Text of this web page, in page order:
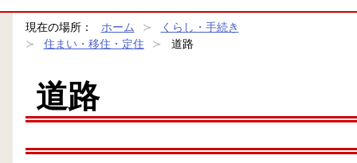
現在の場所： ホーム
くらし・手続き
住まい・移住・定住
道路
道路